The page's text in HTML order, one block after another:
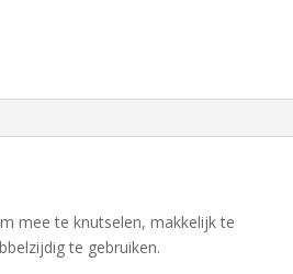
mee te knutselen, makkelijk te
te gebruiken.